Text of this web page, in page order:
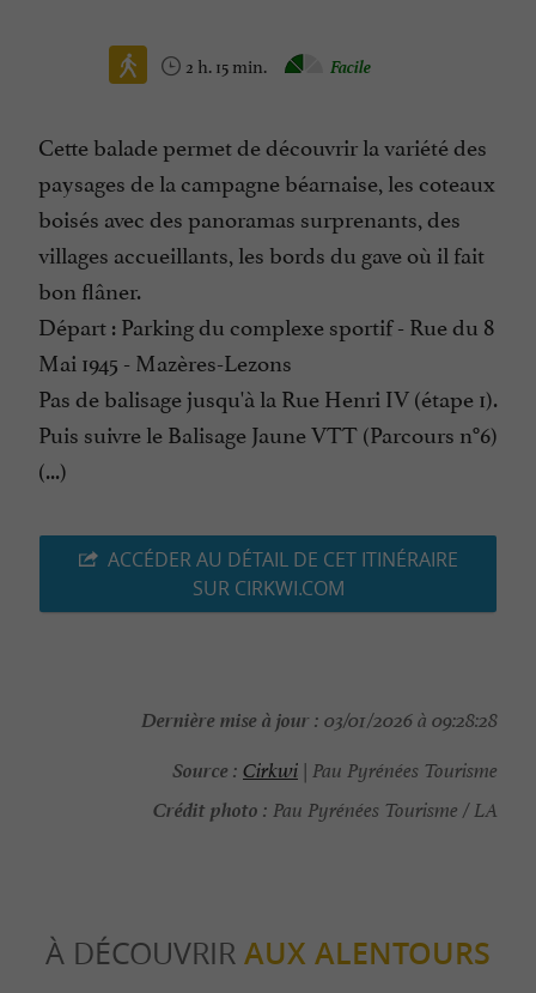
2 h. 15 min. Facile
Cette balade permet de découvrir la variété des
paysages de la campagne béarnaise, les coteaux
boisés avec des panoramas surprenants, des
villages accueillants, les bords du gave où il fait
bon flâner.
Départ : Parking du complexe sportif - Rue du 8
Mai 1945 - Mazères-Lezons
Pas de balisage jusqu'à la Rue Henri IV (étape 1).
Puis suivre le Balisage Jaune VTT (Parcours n°6)
(...)
ACCÉDER AU DÉTAIL DE CET ITINÉRAIRE
SUR CIRKWI.COM
Dernière mise à jour : 03/01/2026 à 09:28:28
Source : Cirkwi | Pau Pyrénées Tourisme
Crédit photo : Pau Pyrénées Tourisme / LA
À DÉCOUVRIR AUX ALENTOURS